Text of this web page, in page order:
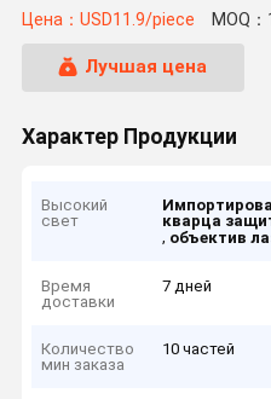
Цена：USD11.9/piece MOQ
Лучшая цена
Характер Продукции
Высокий
свет
кварца
, объектив
Время
доставки
7 дней
Количество
мин заказа
10 частей